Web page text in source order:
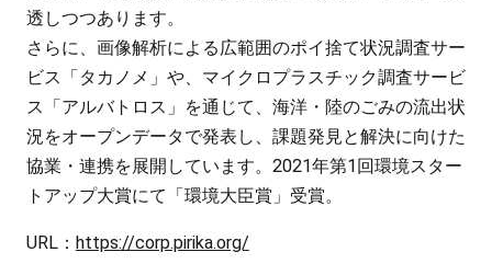
透しつつあります。
さらに、画像解析による広範囲のポイ捨て状況調査サー
ビス「タカノメ」や、マイクロプラスチック調査サービ
ス「アルバトロス」を通じて、海洋・陸のごみの流出状
況をオープンデータで発表し、課題発見と解決に向けた
協業・連携を展開しています。2021年第1回環境スター
トアップ大賞にて「環境大臣賞」受賞。
URL： https://corp.pirika.org/